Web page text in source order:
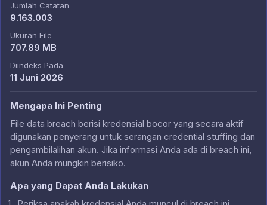
Jumlah Catatan
9.163.003
Ukuran File
707.89 MB
Diindeks Pada
11 Juni 2026
Mengapa Ini Penting
File data breach berisi kredensial bocor yang secara aktif
digunakan penyerang untuk serangan credential stuffing dan
pengambilalihan akun. Jika informasi Anda ada di breach ini,
akun Anda mungkin berisiko.
Apa yang Dapat Anda Lakukan